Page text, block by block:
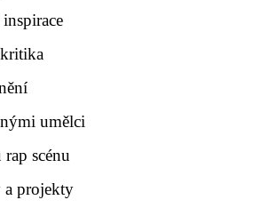
umělci
scénu
a projekty